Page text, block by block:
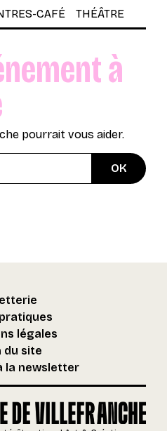
CAFÉ THÉÂTRE
à
pourrait vous aider.
légales
du site
la newsletter